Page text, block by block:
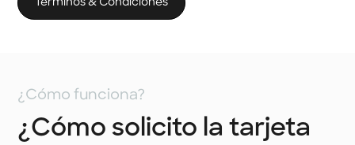
Términos & Condiciones
¿Cómo funciona?
¿Cómo solicito la tarjeta